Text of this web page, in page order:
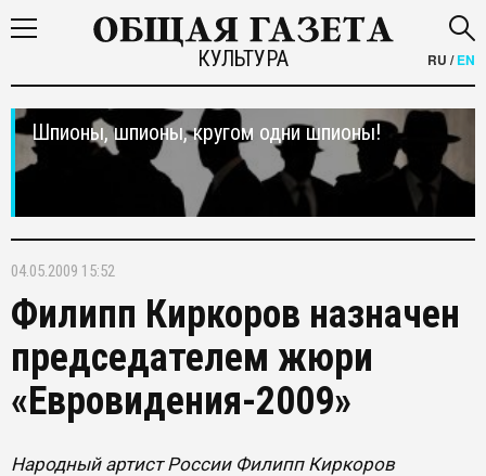
КУЛЬТУРА RU /EN
Шпионы, шпионы, кругом одни шпионы!
04.05.2009 15:52
Филипп Киркоров назначен
председателем жюри
«Евровидения-2009»
Народный артист России Филипп Киркоров